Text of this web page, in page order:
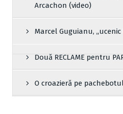
Arcachon (video)
Marcel Guguianu,
Două RECLAME pentru
O croazieră pe pachebotul